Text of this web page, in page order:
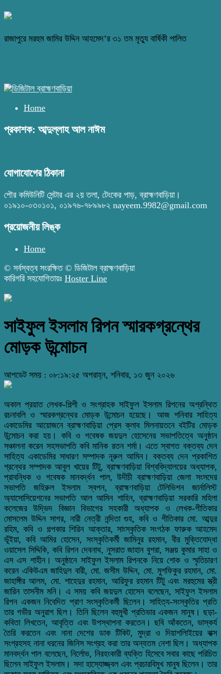
রাজাপুরে মরহুম জামির উদ্দিন আহমেদ’র ৩১ তম মৃত্যু বার্ষিকী পালিত
Home
প্রকাশক: আব্দুল্লাহ আল নাঈম
যোগাযোগের ঠিকানা
পৌর কমিউনিটি সেন্টার এর ২য় তলা, টেংকের পাড়, ব্রাহ্মণবাড়িয়া।
০১৯১০-০৩০১০১, ০১৯৭৬-৭৮৯৯৮২ nayeem.9982@gmail.com
প্রয়োজনীয় লিঙ্ক
Home
© সর্বস্বত্ব সংরক্ষিত © ডিজিটাল ব্রাহ্মণবাড়িয়া
কারিগরি সহযোগিতায়ঃ Hoster Line
সাইফুল ইসলাম রিপন স্মারকগ্রন্থের
মোড়ক উন্মোচন
আপডেট সময় : ০৮:১৯:২৫ অপরাহ্ন, শনিবার, ১৩ জুন ২০২৬
অকাল প্রয়াত লেখক-শিল্পী ও সংগ্রাহক সাইফুল ইসলাম রিপনের অগ্রন্থিত
রচনাবলি ও স্মারকগ্রন্থের মোড়ক উন্মোচন হয়েছে। আজ শনিবার সাহিত্য
একাডেমির আয়োজনে ব্রাহ্মণবাড়িয়া প্রেস ক্লাব মিলনায়তনে বইটির মোড়ক
উন্মোচন করা হয়। কবি ও গবেষক জয়দুল হোসেনের সভাপতিত্বে অনুষ্ঠান
সঞ্চালনা করেন সহসভাপতি কবি মানিক রতন শর্মা। এতে স্বাগত বক্তব্য দেন
সাহিত্য একাডেমির সাধারণ সম্পাদক নূরুল আমিন। বক্তব্য দেন প্রকাশিত
গ্রন্থের সম্পাদক আবুল খায়ের টিটু, ব্রাহ্মণবাড়িয়া বিশ্ববিদ্যালয়ের অধ্যাপক,
প্রাবন্ধিক ও গবেষক মানবর্দ্ধন পাল, উদীচী ব্রাহ্মণবাড়িয়া জেলা সংসদের
সভাপতি জহিরুল ইসলাম স্বপন, ব্রাহ্মণবাড়িয়া টেলিভিশন জার্নালিস্ট
অ্যাসোসিয়েশনের সভাপতি আল আমিন শাহিন, ব্রাহ্মণবাড়িয়া সরকারি মহিলা
কলেজের উদ্ভিদ বিজ্ঞান বিভাগের সহকারী অধ্যাপক ও লেখক-গীতিকার
মোসলেম উদ্দিন সাগর, নারী নেত্রী নন্দিতা গুহ, কবি ও গীতিকার মো. আব্দুর
রহিম, কবি ও গল্পকার শিরিন আক্তার, সাংস্কৃতিক সংগঠক ফারুক আহমেদ
ভূঁইয়া, কবি আমির হোসেন, সংস্কৃতিকর্মী জামিনুর রহমান, বীর মুক্তিযোদ্ধা
ওয়াসেল সিদ্দিকি, কবি রিপন দেবনাথ, নুসরাত জাহান বুশরা, সঞ্জয় কুমার সাহা ও
এস এস শাহীন। অনুষ্ঠানে সাইফুল ইসলাম রিপনকে নিয়ে শোক ও স্মৃতিচারণ
করেন একিউএম জাহিদুল বারী, মো. জসীম উদ্দিন, মো. মুশফিকুর রহমান, মো.
জাহাঙ্গীর আলম, মো. শাহেদুর রহমান, আরিফুর রহমান টিটু এবং মরহুমের স্ত্রী
জারিন তাসনীম মনি। এ সময় কবি জয়দুল হোসেন বলেছেন, সাইফুল ইসলাম
রিপন একজন নিবেদিত প্রাণ সংস্কৃতিকর্মী ছিলেন। সাহিত্য-সংস্কৃতির প্রতি
তার গভীর অনুরাগ ছিল। তিনি ছিলেন বহুমুখী প্রতিভার একজন মানুষ। ছড়া-
কবিতা লিখতেন, আবৃত্তি এবং উপস্থাপনা করতেন। ছবি আঁকতেন, ভাস্কর্য
তৈরি করতেন এবং নানা দেশের ডাক টিকিট, মুদ্রা ও দিয়াশলািইয়ের বাক্স
সংগ্রহসহ নানা ধরনের জিনিস সংগ্রহ করা তার অন্যতম নেশা ছিল। অধ্যাপক
মানবর্দ্ধন পাল বলেছেন, নির্লোভ, নিরহংকারী ব্যক্তি হিসেবে সবার কাছে পরিচিত
ছিলেন সাইফুল ইসলাম। সদা হাস্যোজ্জ্বল এবং প্রচারবিমুখ মানুষ ছিলেন। তার